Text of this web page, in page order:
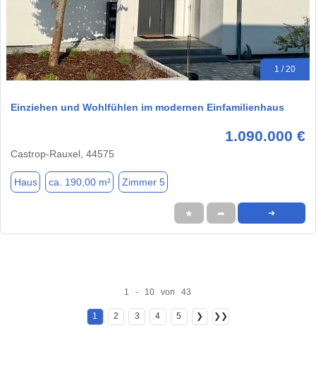
1 / 20
Einziehen und Wohlfühlen im modernen Einfamilienhaus
1.090.000 €
Castrop-Rauxel, 44575
Haus ca. 190,00 m² Zimmer 5
★ ➦ ➜
1 - 10 von 43
1 2 3 4 5 ❯ ❯❯